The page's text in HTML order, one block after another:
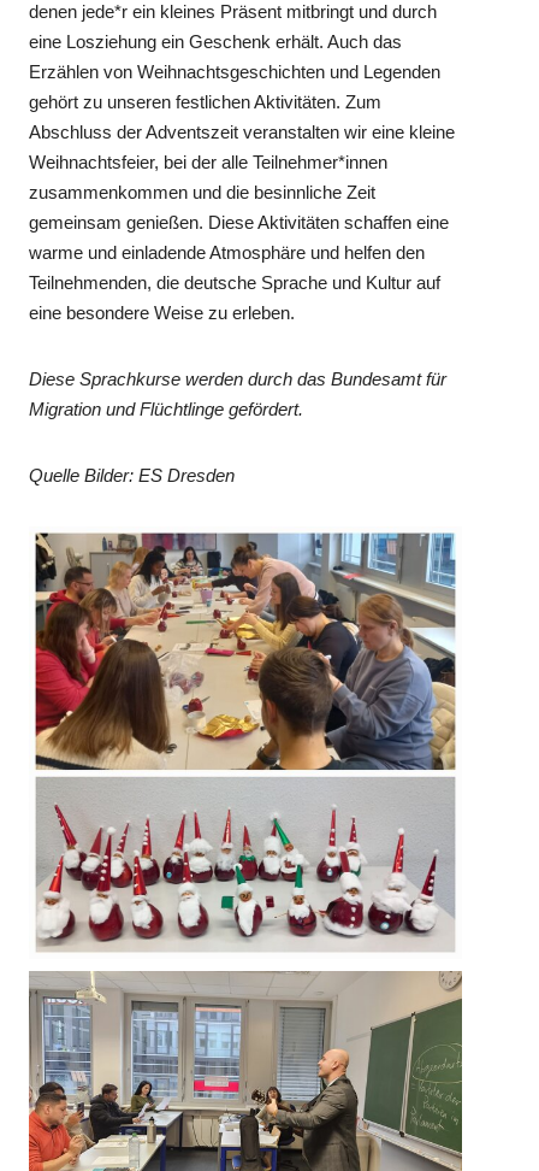
denen jede*r ein kleines Präsent mitbringt und durch
eine Losziehung ein Geschenk erhält. Auch das
Erzählen von Weihnachtsgeschichten und Legenden
gehört zu unseren festlichen Aktivitäten. Zum
Abschluss der Adventszeit veranstalten wir eine kleine
Weihnachtsfeier, bei der alle Teilnehmer*innen
zusammenkommen und die besinnliche Zeit
gemeinsam genießen. Diese Aktivitäten schaffen eine
warme und einladende Atmosphäre und helfen den
Teilnehmenden, die deutsche Sprache und Kultur auf
eine besondere Weise zu erleben.
Diese Sprachkurse werden durch das Bundesamt für
Migration und Flüchtlinge gefördert.
Quelle Bilder: ES Dresden